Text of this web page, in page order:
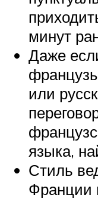
минут
Даже
или
языка,
Стиль
Франции